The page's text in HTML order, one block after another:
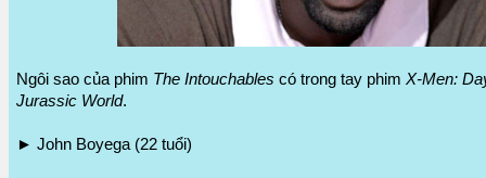
Ngôi sao của phim The Intouchables có trong tay phim X-Men:
Jurassic World.
► John Boyega (22 tuổi)